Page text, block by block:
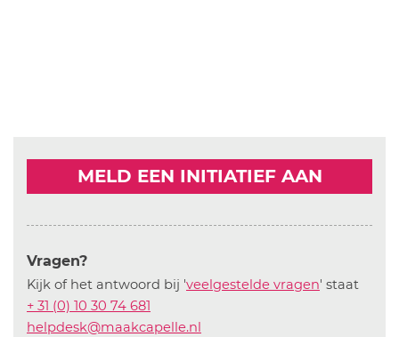
MELD EEN INITIATIEF AAN
Vragen?
Kijk of het antwoord bij 'veelgestelde vragen' staat
+ 31 (0) 10 30 74 681
helpdesk@maakcapelle.nl